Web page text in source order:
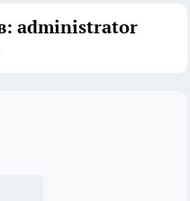
administrator